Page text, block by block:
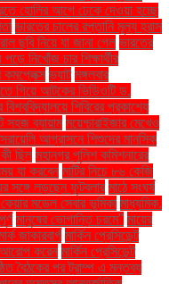
হোলির আগে ঢেকে দেওয়া হচ্ছে
ভারতের চালের রপ্তানি মূল্য হ্রাস
ছবি নিয়ে যা জানা গেল ভারতের
নিখোঁজ চার শিক্ষার্থীর
কমপ্লেক্স ভ্যাট মঙ্গলবার
গিয়ে আটকের ভিডিওটি ড.
শিবিরের প্রকাশ্যে
সহজ ব্যায়াম ময়েশ্চারাইজার মেখেও
আগ্রাসনে শিশুদের মানসিক
ছিল মহানগর পুলিশ কমিশনারের
যা করবেন মাটির নিচে ৮৬ কেজি
সঙ্গে লড়ছেন ফুটবলার মাঠে সংঘর্ষ
মডেল সেবার ভূমিকা মাধ্যমিক.
মানুষের ভোগান্তি চরমে" মায়ের
জাকারবার্গ মার্কিন প্রেসিডেন্ট
আরোপ করেন মার্কিন প্রেসিডেন্ট
বৈঠকের পর ট্রাম্প এ মন্তব্য